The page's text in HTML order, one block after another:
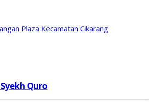
Plaza Kecamatan Cikarang
Quro